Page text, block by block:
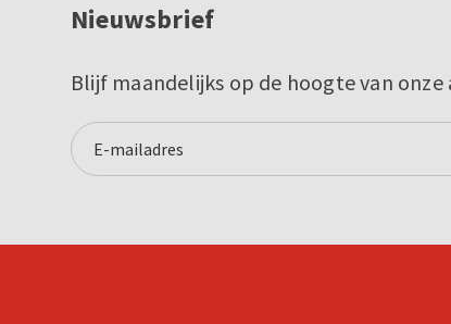
Nieuwsbrief
Blijf maandelijks op de hoogte van